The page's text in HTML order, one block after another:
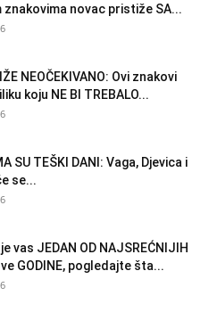
znakovima novac pristiže SA...
NEOČEKIVANO: Ovi znakovi
koju NE BI TREBALO...
SU TEŠKI DANI: Vaga, Djevica i
se...
vas JEDAN OD NAJSREĆNIJIH
GODINE, pogledajte šta...